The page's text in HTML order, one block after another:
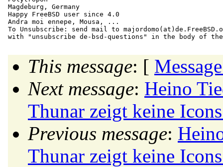
Magdeburg, Germany
Happy FreeBSD user since 4.0
Andra moi ennepe, Mousa, ...
To Unsubscribe: send mail to majordomo(at)de.
This message: [
Next message: Heino
Thunar zeigt keine
Previous message:
Thunar zeigt keine